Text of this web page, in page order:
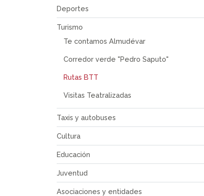
Deportes
Turismo
Te contamos Almudévar
Corredor verde "Pedro Saputo"
Rutas BTT
Visitas Teatralizadas
Taxis y autobuses
Cultura
Educación
Juventud
Asociaciones y entidades